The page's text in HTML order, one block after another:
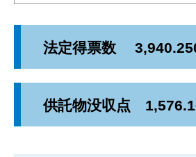
法定得票数
供託物没収点